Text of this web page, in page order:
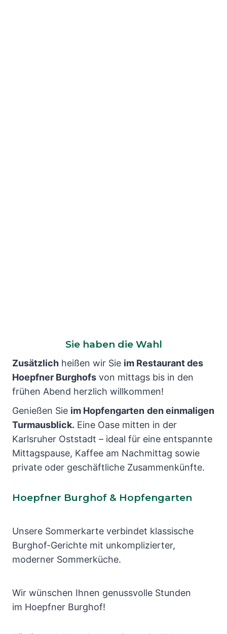
Sie haben die Wahl
Zusätzlich heißen wir Sie im Restaurant des
Hoepfner Burghofs von mittags bis in den
frühen Abend herzlich willkommen!
Genießen Sie im Hopfengarten den einmaligen
Turmausblick. Eine Oase mitten in der
Karlsruher Oststadt – ideal für eine entspannte
Mittagspause, Kaffee am Nachmittag sowie
private oder geschäftliche Zusammenkünfte.
Hoepfner Burghof & Hopfengarten
Unsere Sommerkarte verbindet klassische
Burghof-Gerichte mit unkomplizierter,
moderner Sommerküche.
Wir wünschen Ihnen genussvolle Stunden
im Hoepfner Burghof!